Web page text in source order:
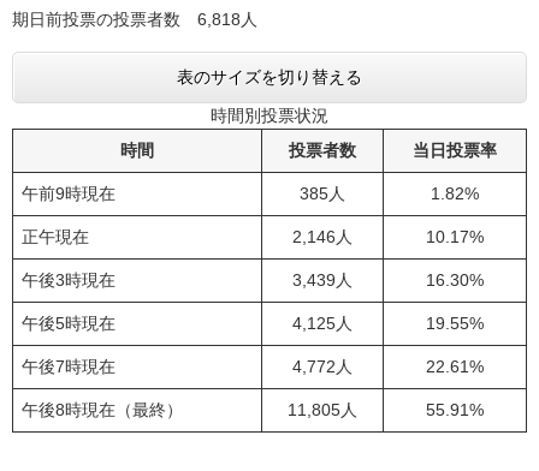
期日前投票の投票者数 6,818人
表のサイズを切り替える
時間別投票状況
時間
投票者数 当日投票率
午前9時現在 385人 1.82%
正午現在 2,146人 10.17%
午後3時現在 3,439人 16.30%
午後5時現在 4,125人 19.55%
午後7時現在 4,772人 22.61%
午後8時現在（最終） 11,805人 55.91%